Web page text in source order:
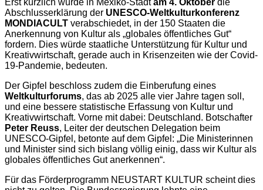
Abschlusserklärung der UNESCO-Weltkulturkonferenz
MONDIACULT verabschiedet, in der 150 Staaten die
Anerkennung von Kultur als „globales öffentliches Gut“
fordern. Dies würde staatliche Unterstützung für Kultur und
Kreativwirtschaft, gerade auch in Krisenzeiten wie der Covid-
19-Pandemie, bedeuten.
Der Gipfel beschloss zudem die Einberufung eines
Weltkulturforums, das ab 2025 alle vier Jahre tagen soll,
und eine bessere statistische Erfassung von Kultur und
Kreativwirtschaft. Vorne mit dabei: Deutschland. Botschafter
Peter Reuss, Leiter der deutschen Delegation beim
UNESCO-Gipfel, betonte auf dem Gipfel: „Die Ministerinnen
und Minister sind sich bislang völlig einig, dass wir Kultur als
globales öffentliches Gut anerkennen“.
Für das Förderprogramm NEUSTART KULTUR scheint dies